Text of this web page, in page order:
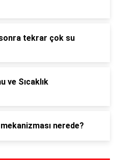
tekrar çok su
ve Sıcaklık
nerede?